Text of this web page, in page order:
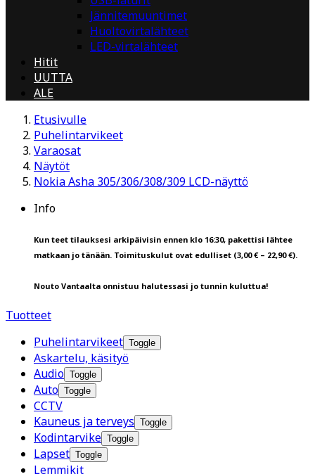
Jännitemuuntimet
Huoltovirtalähteet
LED-virtalähteet
Hitit
UUTTA
ALE
Etusivulle
Puhelintarvikeet
Varaosat
Näytöt
Nokia Asha 305/306/308/309 LCD-näyttö
Info
Kun teet tilauksesi arkipäivisin ennen klo 16:30, pakettisi lähtee
matkaan jo tänään. Toimituskulut ovat edulliset (3,00 € – 22,90 €).
Nouto Vantaalta onnistuu halutessasi jo tunnin kuluttua!
Tuotteet
Puhelintarvikeet Toggle
Askartelu, käsityö
Audio Toggle
Auto Toggle
CCTV
Kauneus ja terveys Toggle
Kodintarvike Toggle
Lapset Toggle
Lemmikit